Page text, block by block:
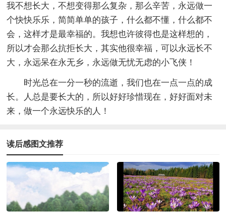
我不想长大，不想变得那么复杂，那么辛苦，永远做一
个快快乐乐，简简单单的孩子，什么都不懂，什么都不
会，这样才是最幸福的。我想也许彼得也是这样想的，
所以才会那么抗拒长大，其实他很幸福，可以永远长不
大，永远呆在永无乡，永远做无忧无虑的小飞侠！
时光总在一分一秒的流逝，我们也在一点一点的成
长。人总是要长大的，所以好好珍惜现在，好好面对未
来，做一个永远快乐的人！
读后感图文推荐